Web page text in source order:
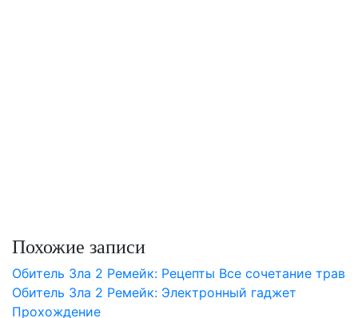
Похожие записи
Обитель Зла 2 Ремейк: Рецепты Все сочетание трав
Обитель Зла 2 Ремейк: Электронный гаджет
Прохождение